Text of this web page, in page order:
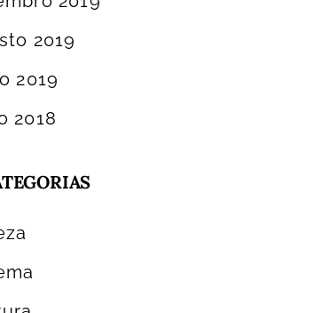
2019
2019
2018